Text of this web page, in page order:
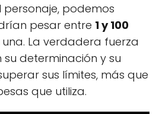
podemos
pesar entre 1 y 100
La verdadera fuerza
determinación y su
sus límites, más que
que utiliza.